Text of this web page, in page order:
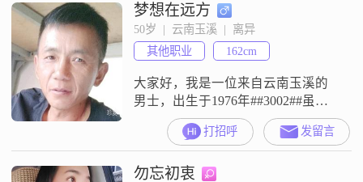
人##3002##我很温柔体贴，也很善
解人意，总是希望能多理解他人一
些##3002##对我来说，家庭是非常
重要的，在生活里我
梦想在远方
50岁  |  云南玉溪  |  离异
其他职业
162cm
大家好，我是一位来自云南玉溪的
男士，出生于1976年##3002##虽然
我的身高只有162cm，但我相信，身
高并不是衡量一个人的全部标准
##3002##在玉溪这座美丽的城市，
我有着稳定的工作和收入，每月大
打招呼 发留言
勿忘初衷